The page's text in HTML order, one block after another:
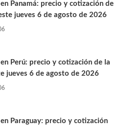
Panamá: precio y cotización de
jueves 6 de agosto de 2026
Perú: precio y cotización de la
jueves 6 de agosto de 2026
Paraguay: precio y cotización